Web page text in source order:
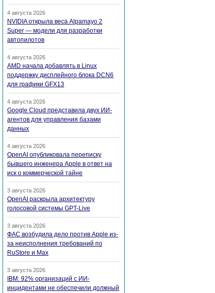
4 августа 2026
NVIDIA открыла веса Alpamayo 2
Super — модели для разработки
автопилотов
4 августа 2026
AMD начала добавлять в Linux
поддержку дисплейного блока DCN6
для графики GFX13
4 августа 2026
Google Cloud представила двух ИИ-
агентов для управления базами
данных
4 августа 2026
OpenAI опубликовала переписку
бывшего инженера Apple в ответ на
иск о коммерческой тайне
3 августа 2026
OpenAI раскрыла архитектуру
голосовой системы GPT-Live
3 августа 2026
ФАС возбудила дело против Apple из-
за неисполнения требований по
RuStore и Max
3 августа 2026
IBM: 92% организаций с ИИ-
инцидентами не обеспечили должный